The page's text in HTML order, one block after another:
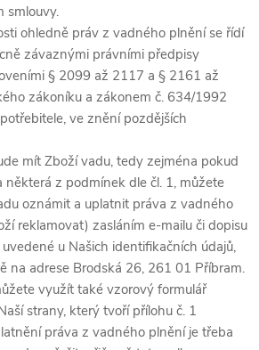
smlouvy.
ohledně práv z vadného plnění se řídí
závaznými právními předpisy
§ 2099 až 2117 a § 2161 až
zákoníku a zákonem č. 634/1992
ve znění pozdějších
mít Zboží vadu, tedy zejména pokud
některá z podmínek dle čl. 1, můžete
oznámit a uplatnit práva z vadného
reklamovat) zasláním e-mailu či dopisu
u Našich identifikačních údajů,
na adrese Brodská 26, 261 01 Příbram.
využít také vzorový formulář
strany, který tvoří přílohu č. 1
práva z vadného plnění je třeba